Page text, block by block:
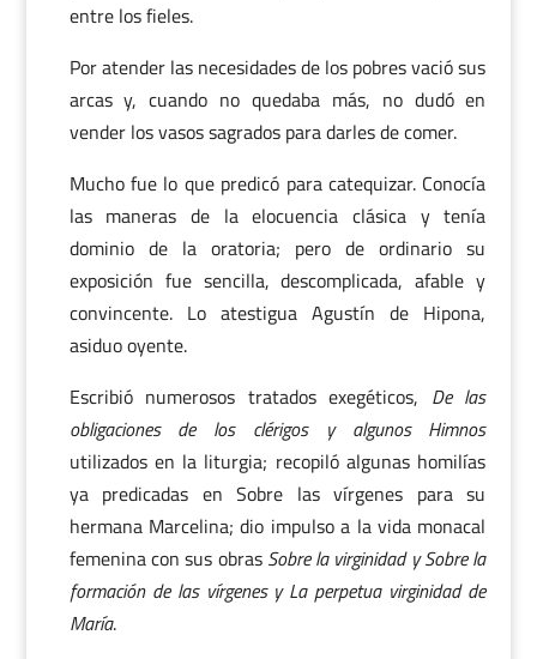
entre los fieles.
Por atender las necesidades de los pobres vació sus
arcas y, cuando no quedaba más, no dudó en
vender los vasos sagrados para darles de comer.
Mucho fue lo que predicó para catequizar. Conocía
las maneras de la elocuencia clásica y tenía
dominio de la oratoria; pero de ordinario su
exposición fue sencilla, descomplicada, afable y
convincente. Lo atestigua Agustín de Hipona,
asiduo oyente.
Escribió numerosos tratados exegéticos, De las
obligaciones de los clérigos y algunos Himnos
utilizados en la liturgia; recopiló algunas homilías
ya predicadas en Sobre las vírgenes para su
hermana Marcelina; dio impulso a la vida monacal
femenina con sus obras Sobre la virginidad y Sobre la
formación de las vírgenes y La perpetua virginidad de
María.